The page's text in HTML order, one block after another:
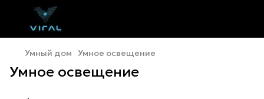
Умный дом Умное освещение
Умное освещение